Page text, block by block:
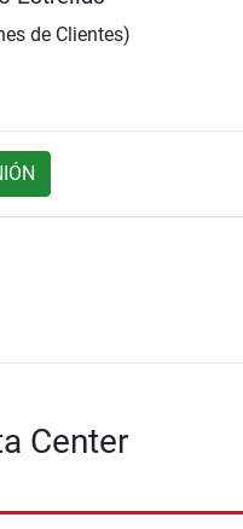
de Clientes)
Center